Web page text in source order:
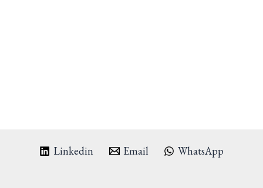
Linkedin Email WhatsApp